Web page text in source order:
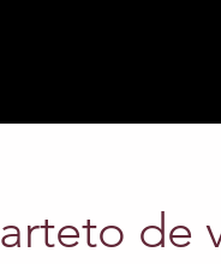
de